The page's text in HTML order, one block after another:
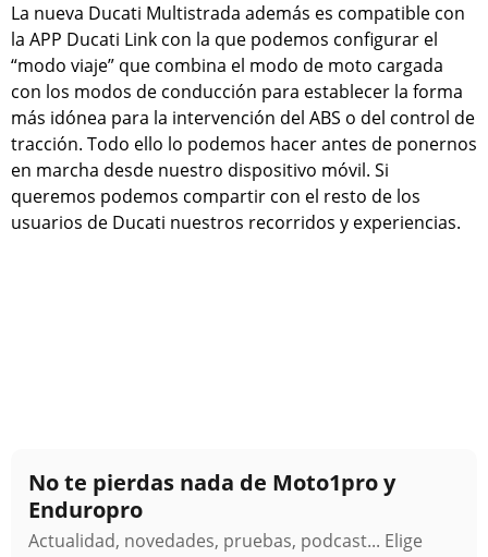
La nueva Ducati Multistrada además es compatible con
la APP Ducati Link con la que podemos configurar el
“modo viaje” que combina el modo de moto cargada
con los modos de conducción para establecer la forma
más idónea para la intervención del ABS o del control de
tracción. Todo ello lo podemos hacer antes de ponernos
en marcha desde nuestro dispositivo móvil. Si
queremos podemos compartir con el resto de los
usuarios de Ducati nuestros recorridos y experiencias.
No te pierdas nada de Moto1pro y
Enduropro
Actualidad, novedades, pruebas, podcast... Elige